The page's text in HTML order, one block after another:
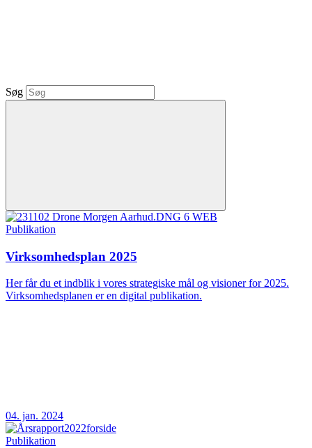
Søg
Publikation
Virksomhedsplan 2025
Her får du et indblik i vores strategiske mål og visioner for 2025.
Virksomhedsplanen er en digital publikation.
04. jan. 2024
Publikation